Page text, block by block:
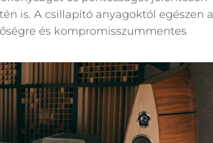
is. A csillapító anyagoktól egészen a
és kompromisszummentes